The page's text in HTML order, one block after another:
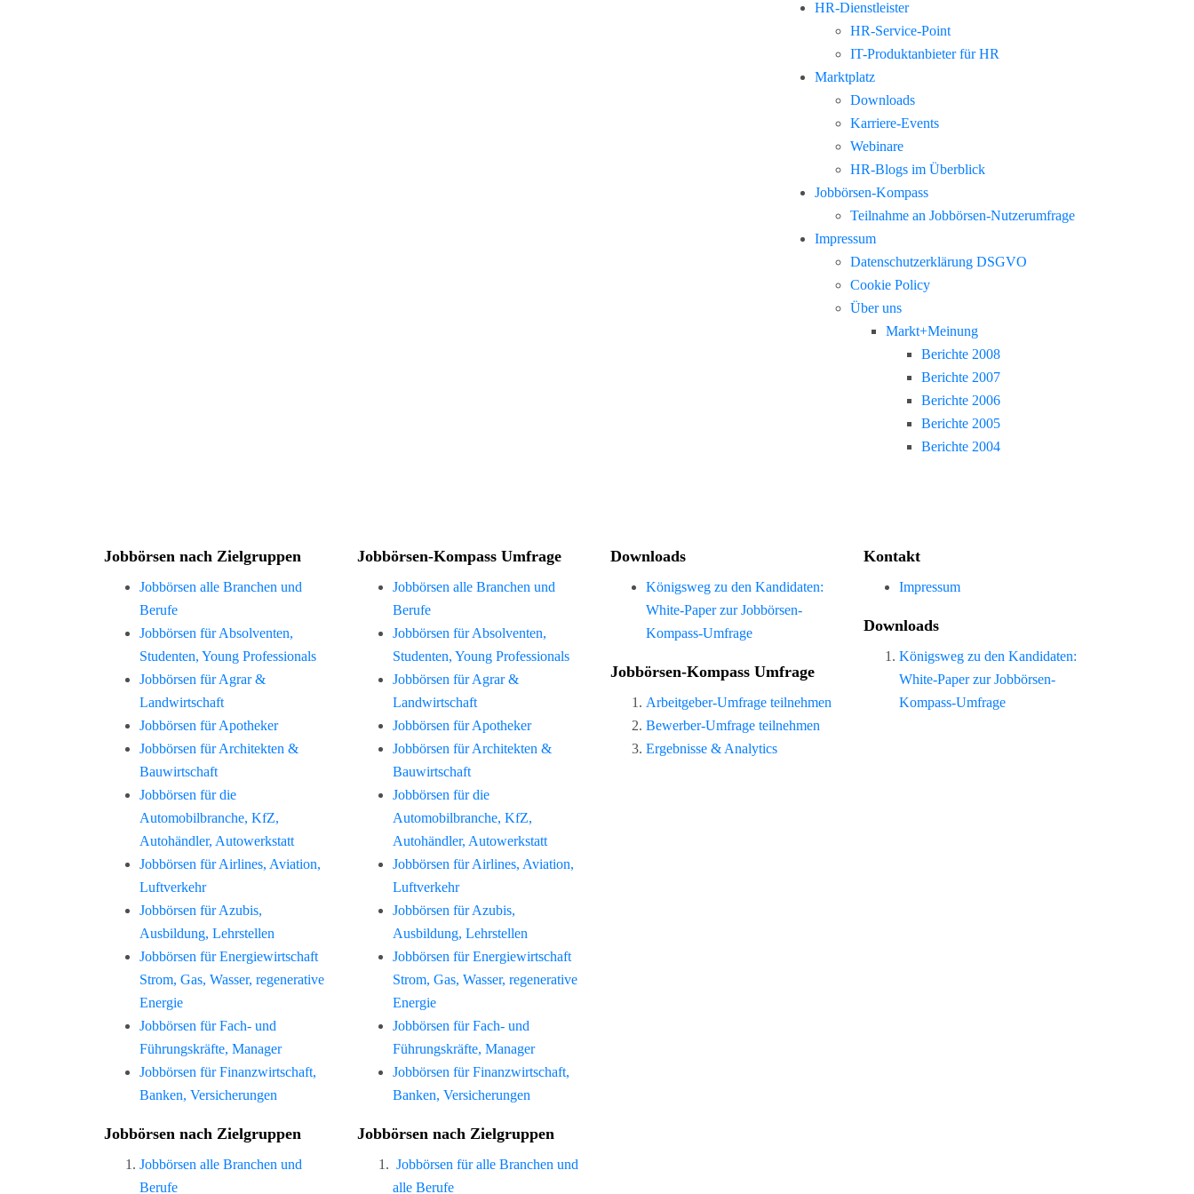
HR-Dienstleister
HR-Service-Point
IT-Produktanbieter für HR
Marktplatz
Downloads
Karriere-Events
Webinare
HR-Blogs im Überblick
Jobbörsen-Kompass
Teilnahme an Jobbörsen-Nutzerumfrage
Impressum
Datenschutzerklärung DSGVO
Cookie Policy
Über uns
Markt+Meinung
Berichte 2008
Berichte 2007
Berichte 2006
Berichte 2005
Berichte 2004
Jobbörsen nach Zielgruppen
Jobbörsen alle Branchen und
Berufe
Jobbörsen für Absolventen,
Studenten, Young Professionals
Jobbörsen für Agrar &
Landwirtschaft
Jobbörsen für Apotheker
Jobbörsen für Architekten &
Bauwirtschaft
Jobbörsen für die
Automobilbranche, KfZ,
Autohändler, Autowerkstatt
Jobbörsen für Airlines, Aviation,
Luftverkehr
Jobbörsen für Azubis,
Ausbildung, Lehrstellen
Jobbörsen für Energiewirtschaft
Strom, Gas, Wasser, regenerative
Energie
Jobbörsen für Fach- und
Führungskräfte, Manager
Jobbörsen für Finanzwirtschaft,
Banken, Versicherungen
Jobbörsen nach Zielgruppen
Jobbörsen alle Branchen und
Berufe
Jobbörsen-Kompass Umfrage
Jobbörsen alle Branchen und
Berufe
Jobbörsen für Absolventen,
Studenten, Young Professionals
Jobbörsen für Agrar &
Landwirtschaft
Jobbörsen für Apotheker
Jobbörsen für Architekten &
Bauwirtschaft
Jobbörsen für die
Automobilbranche, KfZ,
Autohändler, Autowerkstatt
Jobbörsen für Airlines, Aviation,
Luftverkehr
Jobbörsen für Azubis,
Ausbildung, Lehrstellen
Jobbörsen für Energiewirtschaft
Strom, Gas, Wasser, regenerative
Energie
Jobbörsen für Fach- und
Führungskräfte, Manager
Jobbörsen für Finanzwirtschaft,
Banken, Versicherungen
Jobbörsen nach Zielgruppen
Jobbörsen für alle Branchen und
alle Berufe
Downloads
Königsweg zu den Kandidaten:
White-Paper zur Jobbörsen-
Kompass-Umfrage
Jobbörsen-Kompass Umfrage
Arbeitgeber-Umfrage teilnehmen
Bewerber-Umfrage teilnehmen
Ergebnisse & Analytics
Kontakt
Impressum
Downloads
Königsweg zu den Kandidaten:
White-Paper zur Jobbörsen-
Kompass-Umfrage